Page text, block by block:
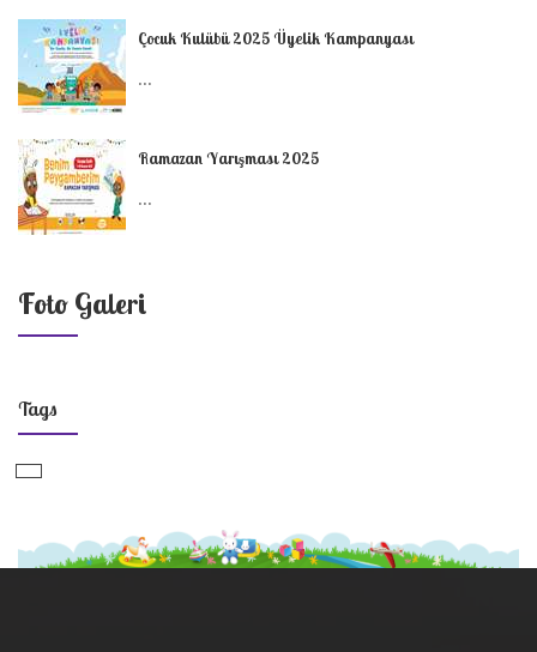
Çocuk Kulübü 2025 Üyelik Kampanyası
...
Ramazan Yarışması 2025
...
Foto Galeri
Tags